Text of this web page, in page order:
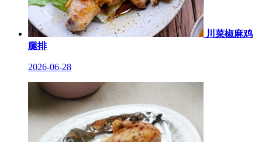
川菜椒麻鸡
腿排
2026-06-28